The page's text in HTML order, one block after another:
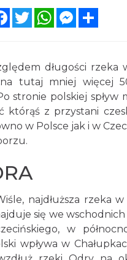
FacebookTwitterWhatsAppMessenger
długości rzeka
tutaj mniej więcej
stronie polskiej
którąś z przystani
w Polsce jak i w
najdłuższa rzeka
się we
w
wpływa w